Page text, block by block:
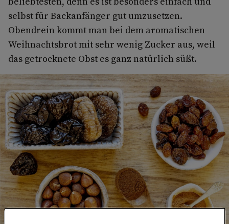
selbst für Backanfänger gut umzusetzen.
Obendrein kommt man bei dem aromatischen
Weihnachtsbrot mit sehr wenig Zucker aus, weil
das getrocknete Obst es ganz natürlich süßt.